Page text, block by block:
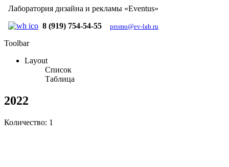
Лаборатория дизайна и рекламы «Eventus»
8 (919) 754-54-55
promo@ev-lab.ru
Toolbar
Layout
Список
Таблица
2022
Количество: 1